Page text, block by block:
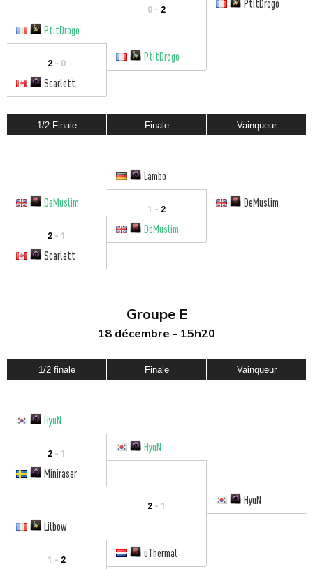
0 - 2
PtitDrogo
PtitDrogo
2 - 0
PtitDrogo
Scarlett
1/2 Finale Finale Vainqueur
Lambo
DeMuslim
1 - 2 DeMuslim
2 - 1
DeMuslim
Scarlett
Groupe E
18 décembre - 15h20
1/2 finale Finale Vainqueur
HyuN
2 - 1
HyuN
Miniraser
2 - 1
HyuN
Lilbow
1 - 2
uThermal